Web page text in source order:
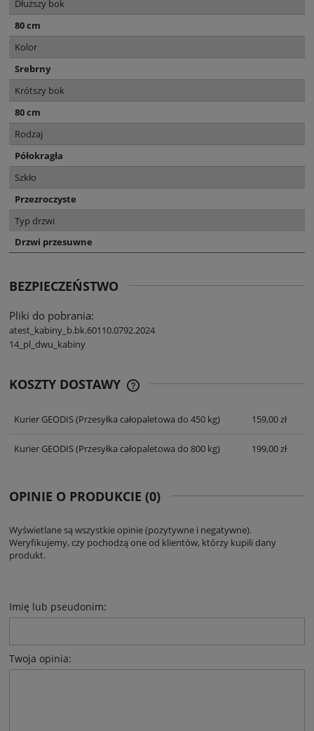
Dłuższy bok
80 cm
Kolor
Srebrny
Krótszy bok
80 cm
Rodzaj
Półokragła
Szkło
Przezroczyste
Typ drzwi
Drzwi przesuwne
BEZPIECZEŃSTWO
Pliki do pobrania:
atest_kabiny_b.bk.60110.0792.2024
14_pl_dwu_kabiny
KOSZTY DOSTAWY
Kurier GEODIS(Przesyłka całopaletowa do 450 kg) 159,00 zł
Kurier GEODIS(Przesyłka całopaletowa do 800 kg) 199,00 zł
OPINIE O PRODUKCIE (0)
Wyświetlane są wszystkie opinie (pozytywne i negatywne).
Weryfikujemy, czy pochodzą one od klientów, którzy kupili dany
produkt.
Imię lub pseudonim:
Twoja opinia: